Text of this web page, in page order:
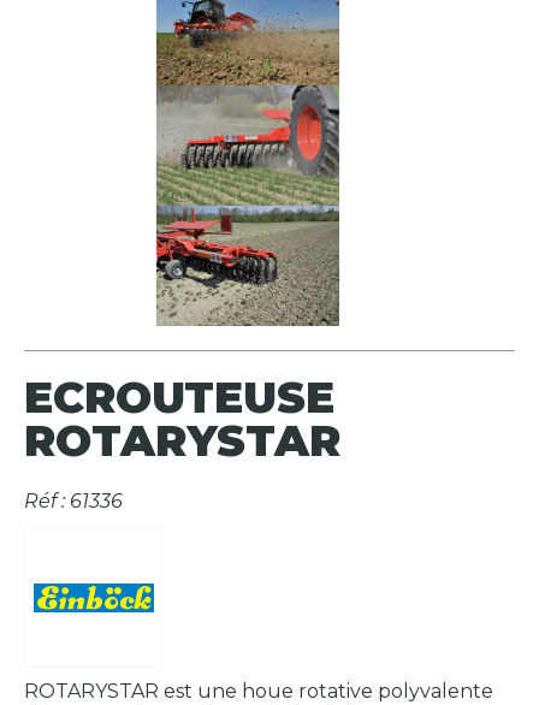
ECROUTEUSE
ROTARYSTAR
Réf : 61336
ROTARYSTAR est une houe rotative polyvalente